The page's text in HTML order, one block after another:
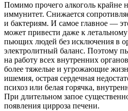
Помимо прочего алкоголь крайне
иммунитет. Снижается
и бактериям. И самое главное —
может привести даже к
пьющих людей без исключения в
электролитный баланс. Поэтому
на работу всех внутренних
более тяжелые и угрожающие
ишемия, острая сердечная
психоз или белая горячка,
При длительном запое
появления цирроза печени.